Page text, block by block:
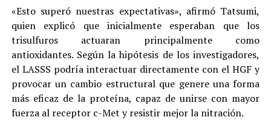
«Esto superó nuestras expectativas», afirmó Tatsumi,
quien explicó que inicialmente esperaban que los
trisulfuros actuaran principalmente como
antioxidantes. Según la hipótesis de los investigadores,
el LASSS podría interactuar directamente con el HGF y
provocar un cambio estructural que genere una forma
más eficaz de la proteína, capaz de unirse con mayor
fuerza al receptor c-Met y resistir mejor la nitración.